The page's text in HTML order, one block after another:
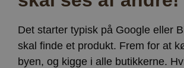
Det starter typisk på Google eller
skal finde et produkt. Frem for at
byen, og kigge i alle butikkerne.